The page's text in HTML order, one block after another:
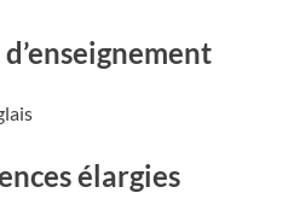
élargies